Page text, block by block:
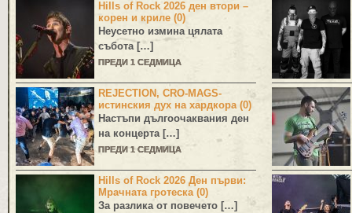
Hills of Rock 2026 ден втори –
корен и криле (0)
Неусетно измина цялата
събота […]
ПРЕДИ 1 СЕДМИЦА
REJECTION, CRO-MAGS-
истинския дух на хардкора (0)
Настъпи дългоочаквания ден
на концерта […]
ПРЕДИ 1 СЕДМИЦА
Hills of Rock 2026 Ден първи:
Мрачната гротеска (0)
За разлика от повечето […]